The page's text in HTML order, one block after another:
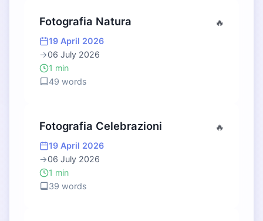
Fotografia Natura 🔥
19 April 2026
→06 July 2026
1 min
49 words
Fotografia Celebrazioni 🔥
19 April 2026
→06 July 2026
1 min
39 words